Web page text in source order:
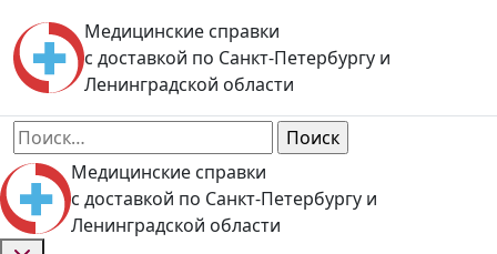
to
content
Медицинские справки
с доставкой по Санкт-Петербургу и
Ленинградской области
Найти:
Медицинские справки
с доставкой по Санкт-Петербургу и
Ленинградской области